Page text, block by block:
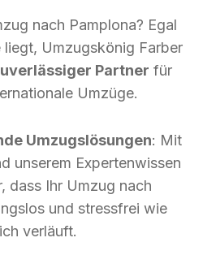
nach Pamplona? Egal
Umzugskönig Farber
Partner für
Umzüge.
Umzugslösungen: Mit
unserem Expertenwissen
dass Ihr Umzug nach
und stressfrei wie
verläuft.